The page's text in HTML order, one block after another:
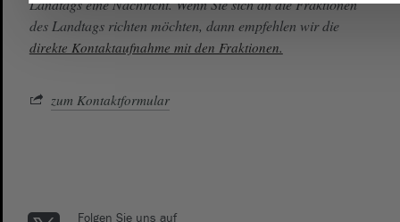
Landtags eine Nachricht. Wenn Sie sich an die Fraktionen
des Landtags richten möchten, dann empfehlen wir die
direkte Kontaktaufnahme mit den Fraktionen.
zum Kontaktformular
Folgen Sie uns auf